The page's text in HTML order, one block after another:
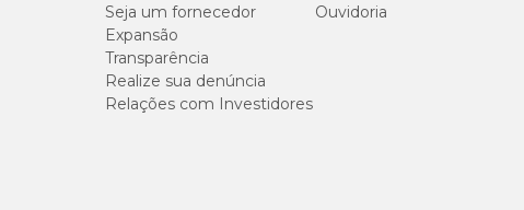
Seja um fornecedor
Expansão
Transparência
Realize sua denúncia
Relações com Investidores
Ouvidoria